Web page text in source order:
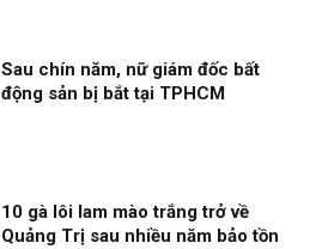
Sau chín năm, nữ giám đốc bất
động sản bị bắt tại TPHCM
10 gà lôi lam mào trắng trở về
Quảng Trị sau nhiều năm bảo tồn